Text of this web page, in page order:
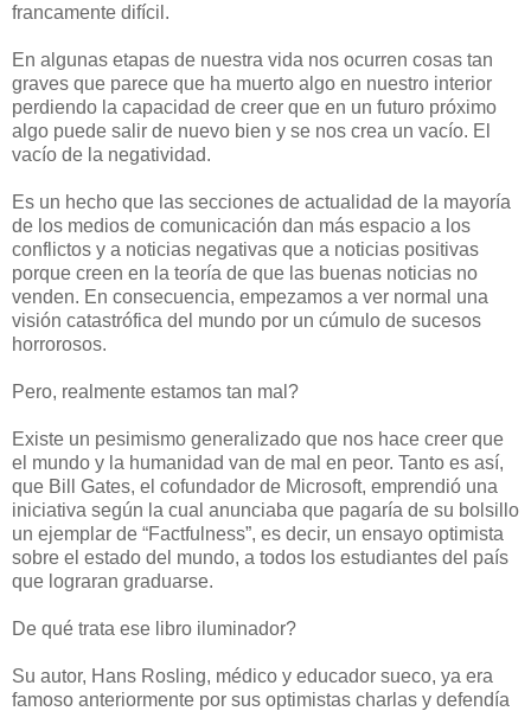
francamente difícil.
En algunas etapas de nuestra vida nos ocurren cosas tan
graves que parece que ha muerto algo en nuestro interior
perdiendo la capacidad de creer que en un futuro próximo
algo puede salir de nuevo bien y se nos crea un vacío. El
vacío de la negatividad.
Es un hecho que las secciones de actualidad de la mayoría
de los medios de comunicación dan más espacio a los
conflictos y a noticias negativas que a noticias positivas
porque creen en la teoría de que las buenas noticias no
venden. En consecuencia, empezamos a ver normal una
visión catastrófica del mundo por un cúmulo de sucesos
horrorosos.
Pero, realmente estamos tan mal?
Existe un pesimismo generalizado que nos hace creer que
el mundo y la humanidad van de mal en peor. Tanto es así,
que Bill Gates, el cofundador de Microsoft, emprendió una
iniciativa según la cual anunciaba que pagaría de su bolsillo
un ejemplar de “Factfulness”, es decir, un ensayo optimista
sobre el estado del mundo, a todos los estudiantes del país
que lograran graduarse.
De qué trata ese libro iluminador?
Su autor, Hans Rosling, médico y educador sueco, ya era
famoso anteriormente por sus optimistas charlas y defendía